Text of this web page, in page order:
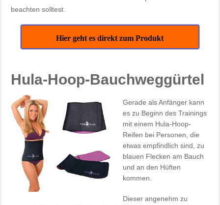
beachten solltest.
Hier geht es direkt zum Produkt
Hula-Hoop-Bauchweggürtel
Gerade als Anfänger kann
es zu Beginn des Trainings
mit einem Hula-Hoop-
Reifen bei Personen, die
etwas empfindlich sind, zu
blauen Flecken am Bauch
und an den Hüften
kommen.
Dieser angenehm zu